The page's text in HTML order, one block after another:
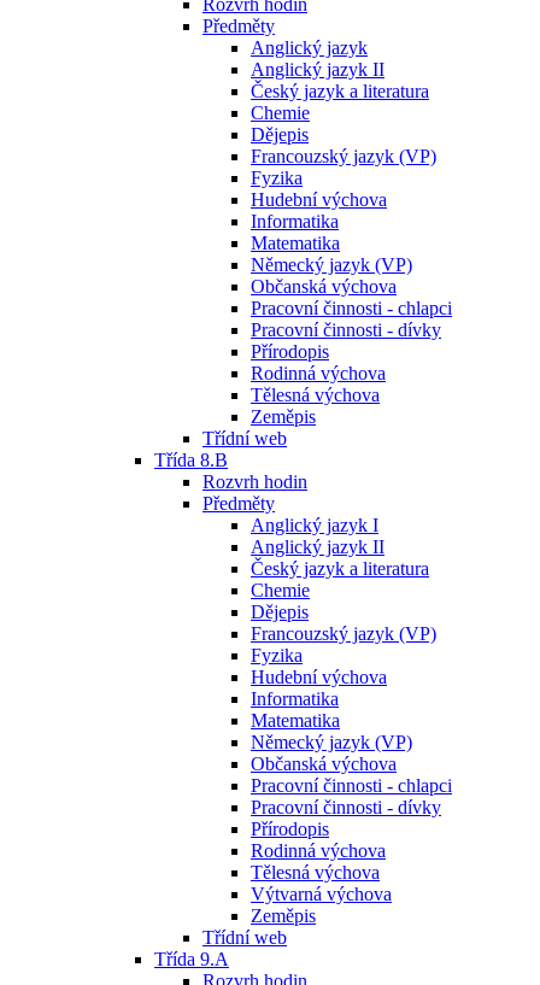
Rozvrh hodin
Předměty
Anglický jazyk
Anglický jazyk II
Český jazyk a literatura
Chemie
Dějepis
Francouzský jazyk (VP)
Fyzika
Hudební výchova
Informatika
Matematika
Německý jazyk (VP)
Občanská výchova
Pracovní činnosti - chlapci
Pracovní činnosti - dívky
Přírodopis
Rodinná výchova
Tělesná výchova
Zeměpis
Třídní web
Třída 8.B
Rozvrh hodin
Předměty
Anglický jazyk I
Anglický jazyk II
Český jazyk a literatura
Chemie
Dějepis
Francouzský jazyk (VP)
Fyzika
Hudební výchova
Informatika
Matematika
Německý jazyk (VP)
Občanská výchova
Pracovní činnosti - chlapci
Pracovní činnosti - dívky
Přírodopis
Rodinná výchova
Tělesná výchova
Výtvarná výchova
Zeměpis
Třídní web
Třída 9.A
Rozvrh hodin